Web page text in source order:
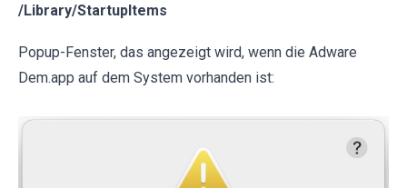
/Library/StartupItems
Popup-Fenster, das angezeigt wird, wenn die Adware
Dem.app auf dem System vorhanden ist: